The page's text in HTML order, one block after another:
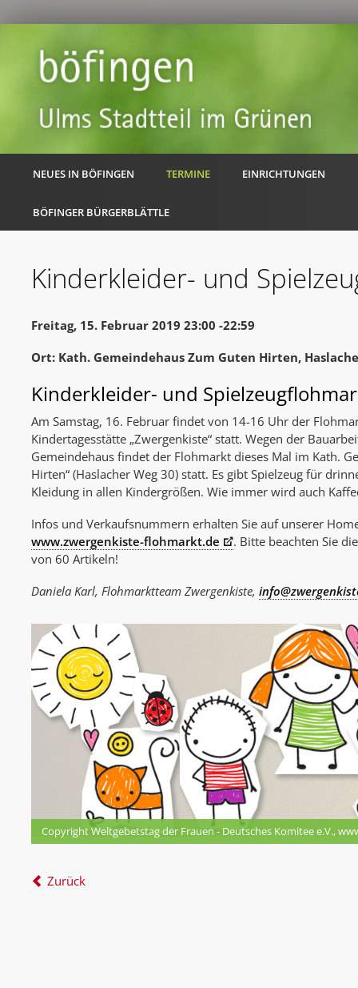
NEUES IN BÖFINGEN TERMINE EINRICHTUNGEN
BÖFINGER BÜRGERBLÄTTLE
Kinderkleider- und
Freitag, 15. Februar 2019 23:00 -22:59
Ort: Kath. Gemeindehaus Zum Guten Hirten,
Kinderkleider- und
Am Samstag, 16. Februar findet von 14-16 Uhr der
Kindertagesstätte „Zwergenkiste“ statt. Wegen der
Gemeindehaus findet der Flohmarkt dieses Mal im Kath.
Hirten“ (Haslacher Weg 30) statt. Es gibt Spielzeug für
Kleidung in allen Kindergrößen. Wie immer wird auch
Infos und Verkaufsnummern erhalten Sie auf unserer
www.zwergenkiste-flohmarkt.de
. Bitte beachten Sie
von 60 Artikeln!
Daniela Karl, Flohmarktteam Zwergenkiste,
Copyright Weltgebetstag der Frauen - Deutsches Komitee e.V.,
Zurück